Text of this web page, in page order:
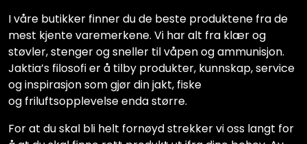
I våre butikker finner du de beste produktene fra de
mest kjente varemerkene. Vi har alt fra klær og
støvler, stenger og sneller til våpen og ammunisjon.
Jaktia’s filosofi er å tilby produkter, kunnskap, service
og inspirasjon som gjør din jakt, fiske
og friluftsopplevelse enda større.
For at du skal bli helt fornøyd strekker vi oss langt for